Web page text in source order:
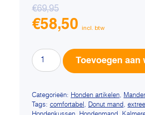
€69,95
Oorspronkelijke
prijs
was:
€69,95.
€58,50
prijs
is:
€58,50.
RELAX
KUSSEN
Ronde
Toevoegen aan
Categorieën: Honden artikelen,
Tags: comfortabel , Donut mand,